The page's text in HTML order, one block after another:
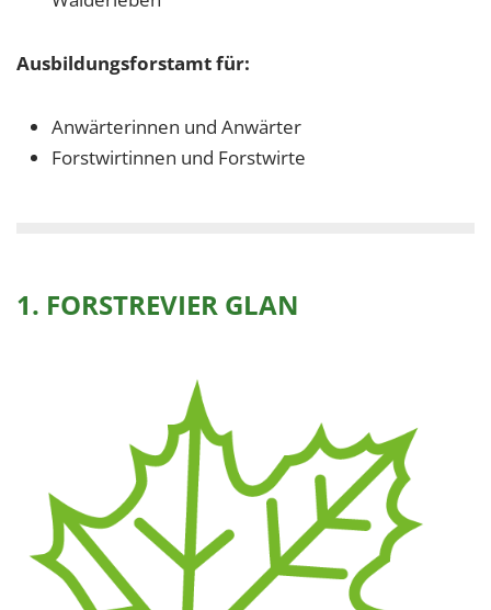
Ausbildungsforstamt für:
Anwärterinnen und Anwärter
Forstwirtinnen und Forstwirte
1. FORSTREVIER GLAN